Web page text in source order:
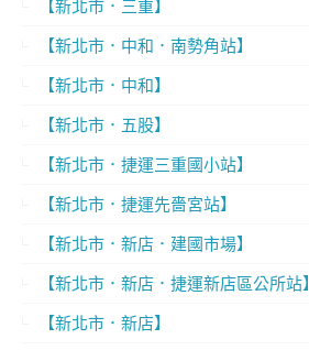
【新北市．三重】
【新北市．中和．南勢角站】
【新北市．中和】
【新北市．五股】
【新北市．捷運三重國小站】
【新北市．捷運先嗇宮站】
【新北市．新店．建國市場】
【新北市．新店．捷運新店區公所站】
【新北市．新店】